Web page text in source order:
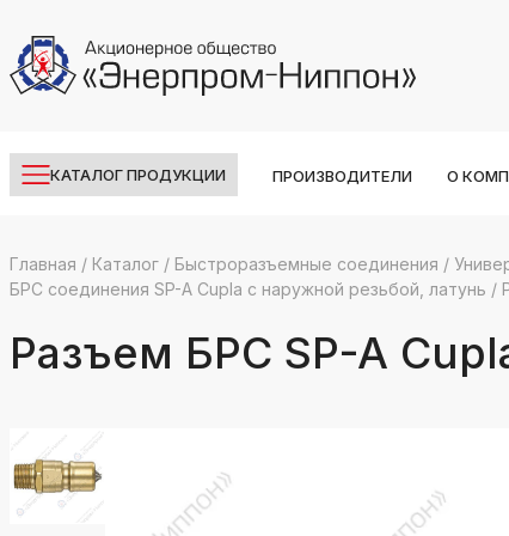
КАТАЛОГ ПРОДУКЦИИ ПРОИЗВОДИТЕЛИ О
k
k
ksldkfjsdlfkjsls;ldfkgjsdl;kfkфыва
Главная / Каталог/ Быстроразъемные соединения /
БРС соединения SP-A Cupla с наружной резьбой, латунь /
Разъем БРС SP-A